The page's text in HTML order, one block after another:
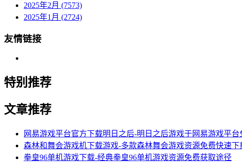
2025年2月 (7573)
2025年1月 (2724)
友情链接
特别推荐
文章推荐
网易游戏平台官方下载明日之后-明日之后游戏于网易游戏平
森林和舞会游戏机下载游戏-多款森林舞会游戏资源免费快速下
拳皇96单机游戏下载-经典拳皇96单机游戏资源免费获取途径